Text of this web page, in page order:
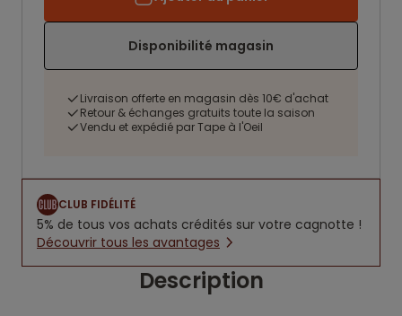
Disponibilité magasin
Livraison offerte en magasin dès 10€ d'achat
Retour & échanges gratuits toute la saison
Vendu et expédié par Tape à l'Oeil
CLUB FIDÉLITÉ
5% de tous vos achats crédités sur votre cagnotte !
Découvrir tous les avantages
Description